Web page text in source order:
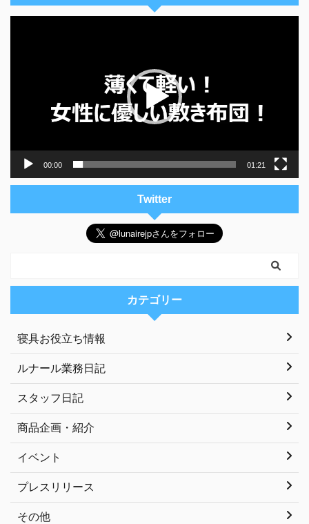
00:00 01:21
Twitter
カテゴリー
寝具お役立ち情報
ルナール業務日記
スタッフ日記
商品企画・紹介
イベント
プレスリリース
その他